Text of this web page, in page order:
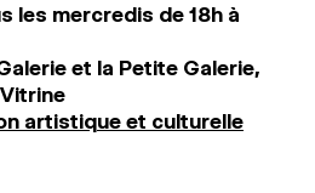
les mercredis de 18h à
et la Petite Galerie,
artistique et culturelle